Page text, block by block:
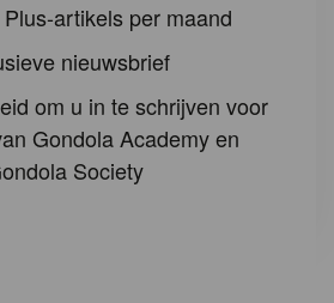
artikels per maand
nieuwsbrief
om u in te schrijven voor
Gondola Academy en
Society